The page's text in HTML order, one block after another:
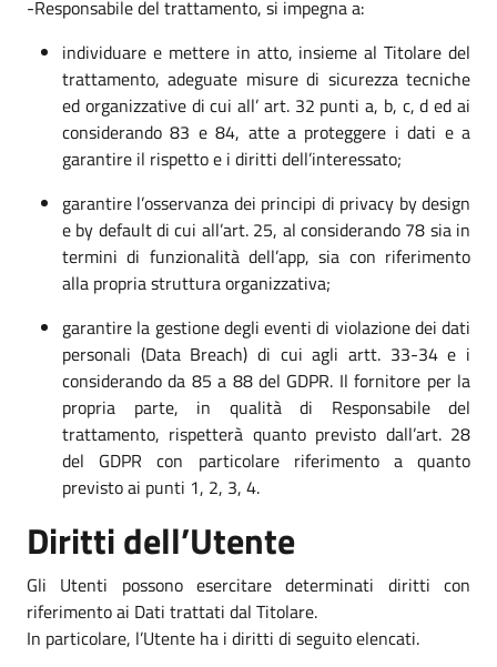
-Responsabile del trattamento, si impegna a:
individuare e mettere in atto, insieme al Titolare del
trattamento, adeguate misure di sicurezza tecniche
ed organizzative di cui all’ art. 32 punti a, b, c, d ed ai
considerando 83 e 84, atte a proteggere i dati e a
garantire il rispetto e i diritti dell’interessato;
garantire l’osservanza dei principi di privacy by design
e by default di cui all’art. 25, al considerando 78 sia in
termini di funzionalità dell’app, sia con riferimento
alla propria struttura organizzativa;
garantire la gestione degli eventi di violazione dei dati
personali (Data Breach) di cui agli artt. 33-34 e i
considerando da 85 a 88 del GDPR. Il fornitore per la
propria parte, in qualità di Responsabile del
trattamento, rispetterà quanto previsto dall’art. 28
del GDPR con particolare riferimento a quanto
previsto ai punti 1, 2, 3, 4.
Diritti dell’Utente
Gli Utenti possono esercitare determinati diritti con
riferimento ai Dati trattati dal Titolare.
In particolare, l’Utente ha i diritti di seguito elencati.